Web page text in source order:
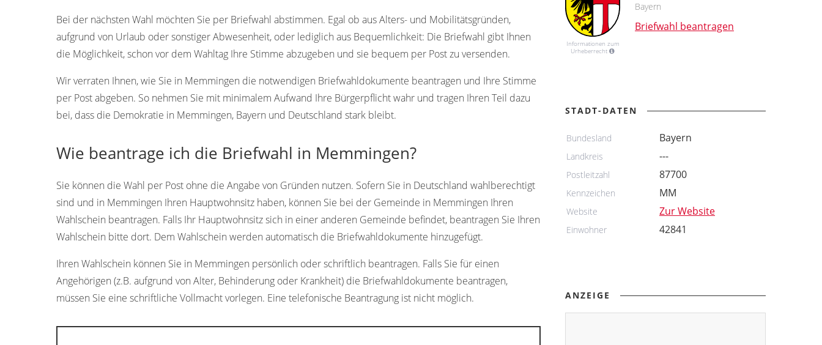
Bei der nächsten Wahl möchten Sie per Briefwahl abstimmen. Egal ob aus Alters- und Mobilitätsgründen,
aufgrund von Urlaub oder sonstiger Abwesenheit, oder lediglich aus Bequemlichkeit: Die Briefwahl gibt Ihnen
die Möglichkeit, schon vor dem Wahltag Ihre Stimme abzugeben und sie bequem per Post zu versenden.
Wir verraten Ihnen, wie Sie in Memmingen die notwendigen Briefwahldokumente beantragen und Ihre Stimme
per Post abgeben. So nehmen Sie mit minimalem Aufwand Ihre Bürgerpflicht wahr und tragen Ihren Teil dazu
bei, dass die Demokratie in Memmingen, Bayern und Deutschland stark bleibt.
Wie beantrage ich die Briefwahl in Memmingen?
Sie können die Wahl per Post ohne die Angabe von Gründen nutzen. Sofern Sie in Deutschland wahlberechtigt
sind und in Memmingen Ihren Hauptwohnsitz haben, können Sie bei der Gemeinde in Memmingen Ihren
Wahlschein beantragen. Falls Ihr Hauptwohnsitz sich in einer anderen Gemeinde befindet, beantragen Sie Ihren
Wahlschein bitte dort. Dem Wahlschein werden automatisch die Briefwahldokumente hinzugefügt.
Ihren Wahlschein können Sie in Memmingen persönlich oder schriftlich beantragen. Falls Sie für einen
Angehörigen (z.B. aufgrund von Alter, Behinderung oder Krankheit) die Briefwahldokumente beantragen,
müssen Sie eine schriftliche Vollmacht vorlegen. Eine telefonische Beantragung ist nicht möglich.
Informationen zum
Urheberrecht
Bayern
Briefwahl beantragen
STADT-DATEN
Bundesland Bayern
Landkreis ---
Postleitzahl 87700
Kennzeichen MM
Website Zur Website
Einwohner 42841
ANZEIGE